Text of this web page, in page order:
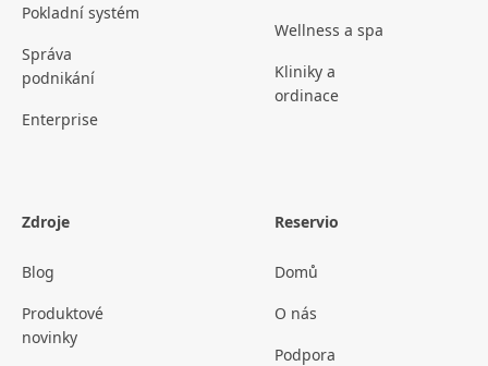
Pokladní systém
Správa
podnikání
Enterprise
Wellness a spa
Kliniky a
ordinace
Zdroje
Blog
Produktové
novinky
Reservio
Domů
O nás
Podpora